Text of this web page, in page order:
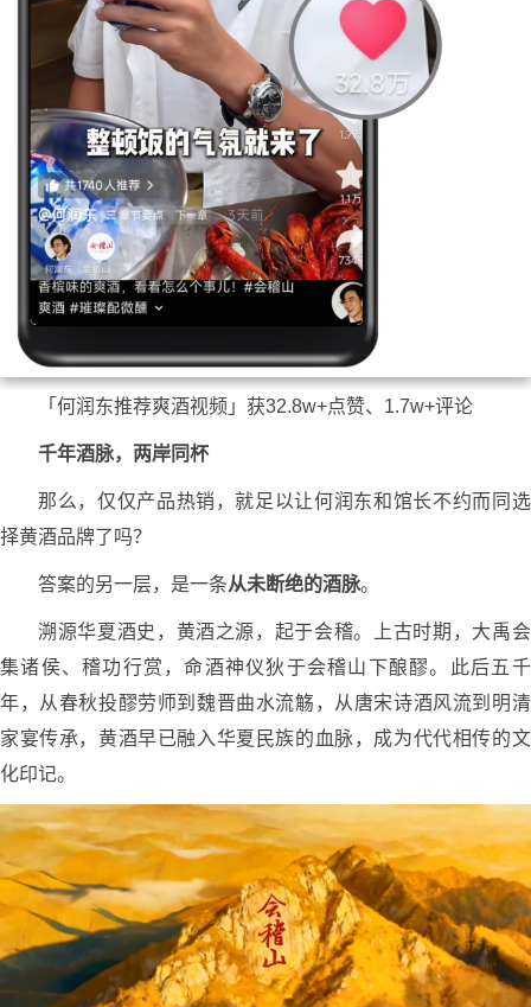
「何润东推荐爽酒视频」获32.8w+点赞、1.7w+评论
千年酒脉，两岸同杯
那么，仅仅产品热销，就足以让何润东和馆长不约而同选
择黄酒品牌了吗？
答案的另一层，是一条从未断绝的酒脉。
溯源华夏酒史，黄酒之源，起于会稽。上古时期，大禹会
集诸侯、稽功行赏，命酒神仪狄于会稽山下酿醪。此后五千
年，从春秋投醪劳师到魏晋曲水流觞，从唐宋诗酒风流到明清
家宴传承，黄酒早已融入华夏民族的血脉，成为代代相传的文
化印记。